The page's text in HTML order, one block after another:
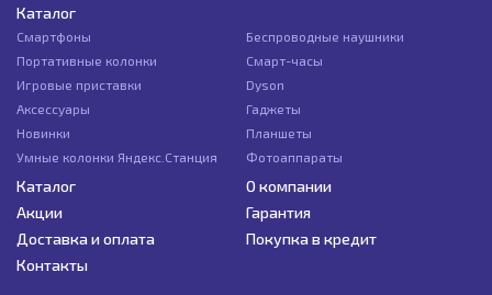
Каталог
Смартфоны
Беспроводные наушники
Портативные колонки
Смарт-часы
Игровые приставки
Dyson
Аксессуары
Гаджеты
Новинки
Планшеты
Умные колонки Яндекс.Станция
Фотоаппараты
Каталог
О компании
Акции
Гарантия
Доставка и оплата
Покупка в кредит
Контакты